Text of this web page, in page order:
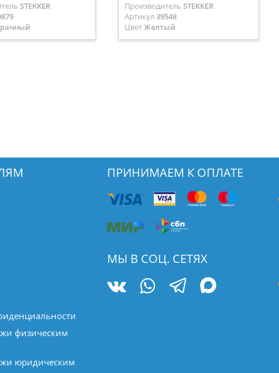
STEKKER
Производитель STEKKER
Артикул39548
ЦветЖелтый
физическим
юридическим
ПРИНИМАЕМ К ОПЛАТЕ
МЫ В СОЦ. СЕТЯХ